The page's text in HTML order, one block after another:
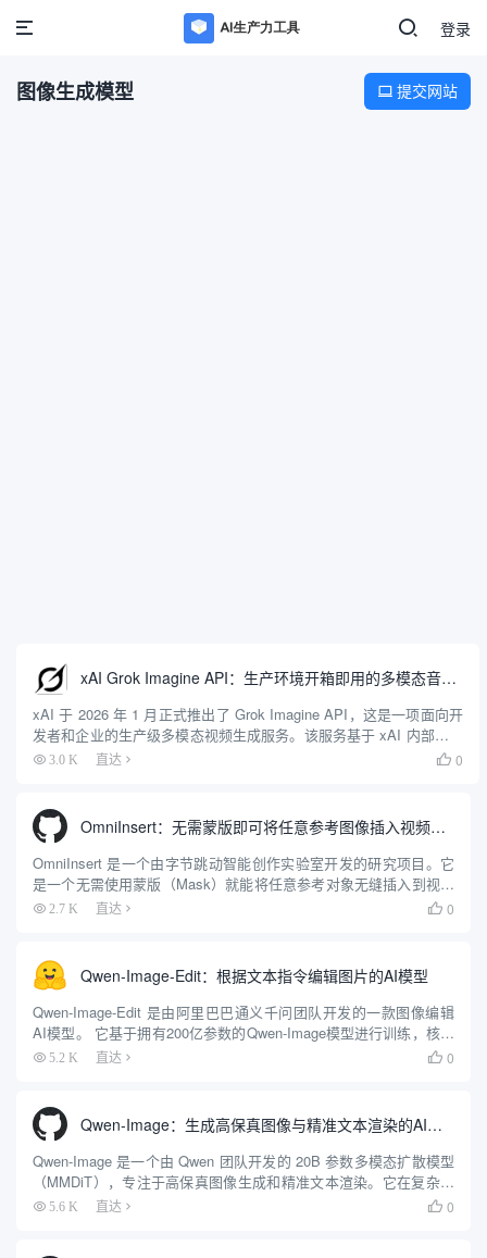
登录
图像生成模型  提交网站
xAI Grok Imagine API：生产环境开箱即用的多模态音视频生成服务
xAI 于 2026 年 1 月正式推出了 Grok Imagine API，这是一项面向开
发者和企业的生产级多模态视频生成服务。该服务基于 xAI 内部研发
的 “Aurora” 模型构建，核心能力在于能够根据文本提...
3.0 K 直达  0
OmniInsert：无需蒙版即可将任意参考图像插入视频的工具
OmniInsert 是一个由字节跳动智能创作实验室开发的研究项目。它
是一个无需使用蒙版（Mask）就能将任意参考对象无缝插入到视频
中的工具。传统的视频编辑流程中，如果想在视频里加入一个新对
2.7 K 直达  0
Qwen-Image-Edit：根据文本指令编辑图片的AI模型
Qwen-Image-Edit 是由阿里巴巴通义千问团队开发的一款图像编辑
AI模型。 它基于拥有200亿参数的Qwen-Image模型进行训练，核心
功能是让用户通过简单的中文或英文文字指令，对图片进行修改。
5.2 K 直达  0
Qwen-Image：生成高保真图像与精准文本渲染的AI工具
Qwen-Image 是一个由 Qwen 团队开发的 20B 参数多模态扩散模型
（MMDiT），专注于高保真图像生成和精准文本渲染。它在复杂文
本处理（尤其是中文和英文）以及图像编辑方面表现卓越。模型支
5.6 K 直达  0